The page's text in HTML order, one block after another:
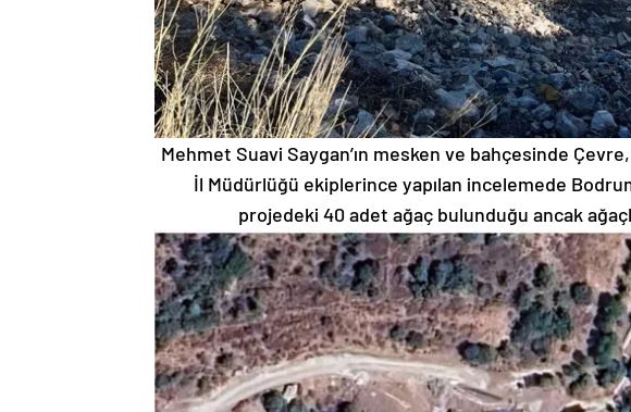
Mehmet Suavi Saygan’ın mesken ve bahçesinde
İl Müdürlüğü ekiplerince yapılan incelemede
projedeki 40 adet ağaç bulunduğu ancak